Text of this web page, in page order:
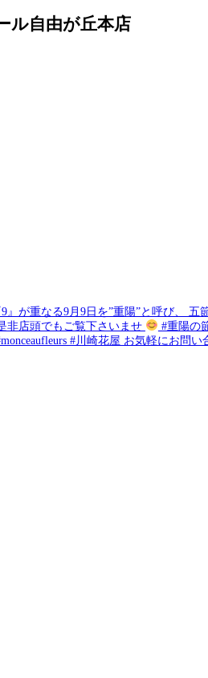
ル自由が丘本店
が重なる9月9日を”重陽”と呼び、
非店頭でもご覧下さいませ
#重陽の
#川崎花屋 お気軽にお問